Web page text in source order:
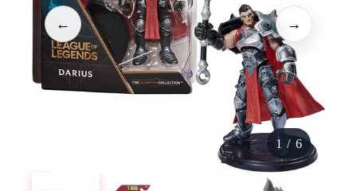
← →
1 / 6